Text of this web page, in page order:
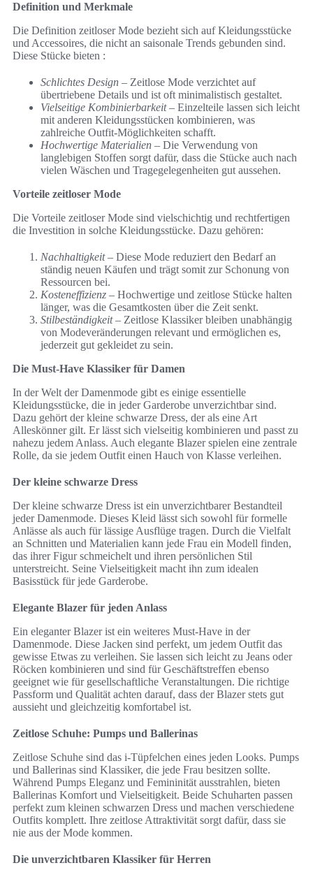
Definition und Merkmale
Die Definition zeitloser Mode bezieht sich auf Kleidungsstücke
und Accessoires, die nicht an saisonale Trends gebunden sind.
Diese Stücke bieten :
Schlichtes Design – Zeitlose Mode verzichtet auf
übertriebene Details und ist oft minimalistisch gestaltet.
Vielseitige Kombinierbarkeit– Einzelteile lassen sich leicht
mit anderen Kleidungsstücken kombinieren, was
zahlreiche Outfit-Möglichkeiten schafft.
Hochwertige Materialien – Die Verwendung von
langlebigen Stoffen sorgt dafür, dass die Stücke auch nach
vielen Wäschen und Tragegelegenheiten gut aussehen.
Vorteile zeitloser Mode
Die Vorteile zeitloser Mode sind vielschichtig und rechtfertigen
die Investition in solche Kleidungsstücke. Dazu gehören:
Nachhaltigkeit– Diese Mode reduziert den Bedarf an
ständig neuen Käufen und trägt somit zur Schonung von
Ressourcen bei.
Kosteneffizienz – Hochwertige und zeitlose Stücke halten
länger, was die Gesamtkosten über die Zeit senkt.
Stilbeständigkeit– Zeitlose Klassiker bleiben unabhängig
von Modeveränderungen relevant und ermöglichen es,
jederzeit gut gekleidet zu sein.
Die Must-Have Klassiker für Damen
In der Welt der Damenmode gibt es einige essentielle
Kleidungsstücke, die in jeder Garderobe unverzichtbar sind.
Dazu gehört der kleine schwarze Dress, der als eine Art
Alleskönner gilt. Er lässt sich vielseitig kombinieren und passt zu
nahezu jedem Anlass. Auch elegante Blazer spielen eine zentrale
Rolle, da sie jedem Outfit einen Hauch von Klasse verleihen.
Der kleine schwarze Dress
Der kleine schwarze Dress ist ein unverzichtbarer Bestandteil
jeder Damenmode. Dieses Kleid lässt sich sowohl für formelle
Anlässe als auch für lässige Ausflüge tragen. Durch die Vielfalt
an Schnitten und Materialien kann jede Frau ein Modell finden,
das ihrer Figur schmeichelt und ihren persönlichen Stil
unterstreicht. Seine Vielseitigkeit macht ihn zum idealen
Basisstück für jede Garderobe.
Elegante Blazer für jeden Anlass
Ein eleganter Blazer ist ein weiteres Must-Have in der
Damenmode. Diese Jacken sind perfekt, um jedem Outfit das
gewisse Etwas zu verleihen. Sie lassen sich leicht zu Jeans oder
Röcken kombinieren und sind für Geschäftstreffen ebenso
geeignet wie für gesellschaftliche Veranstaltungen. Die richtige
Passform und Qualität achten darauf, dass der Blazer stets gut
aussieht und gleichzeitig komfortabel ist.
Zeitlose Schuhe: Pumps und Ballerinas
Zeitlose Schuhe sind das i-Tüpfelchen eines jeden Looks. Pumps
und Ballerinas sind Klassiker, die jede Frau besitzen sollte.
Während Pumps Eleganz und Femininität ausstrahlen, bieten
Ballerinas Komfort und Vielseitigkeit. Beide Schuharten passen
perfekt zum kleinen schwarzen Dress und machen verschiedene
Outfits komplett. Ihre zeitlose Attraktivität sorgt dafür, dass sie
nie aus der Mode kommen.
Die unverzichtbaren Klassiker für Herren